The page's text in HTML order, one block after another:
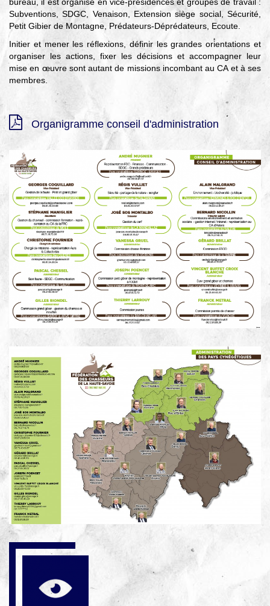
bureau, il est organisé en vice-présidences et groupes de travail :
Subventions, SDGC, Venaison, Extension siège social, Sécurité,
Petit Gibier de Montagne, Prédateurs-Déprédateurs, Ecoute.
Initier et mener les réflexions, définir les grandes orientations et
organiser les actions, fixer les décisions et accompagner leur
mise en œuvre sont autant de missions incombant au CA et à ses
membres.
Organigramme conseil d'administration